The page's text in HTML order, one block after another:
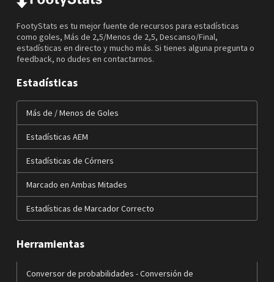
FootyStats es tu mejor fuente de recursos para estadísticas
como goles, Más de 2,5/Menos de 2,5, Descanso/Final,
estadísticas en directo y mucho más. Si tienes alguna pregunta o
feedback, no dudes en contactarnos.
Estadísticas
Más de / Menos de Goles
Estadísticas AEM
Estadísticas de Córners
Marcado en Ambas Mitades
Estadísticas de Marcador Correcto
Herramientas
Conversor de probabilidades - Conversión de